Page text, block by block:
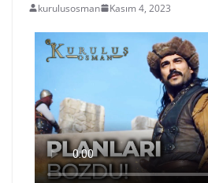
kurulusosman Kasım 4, 2023